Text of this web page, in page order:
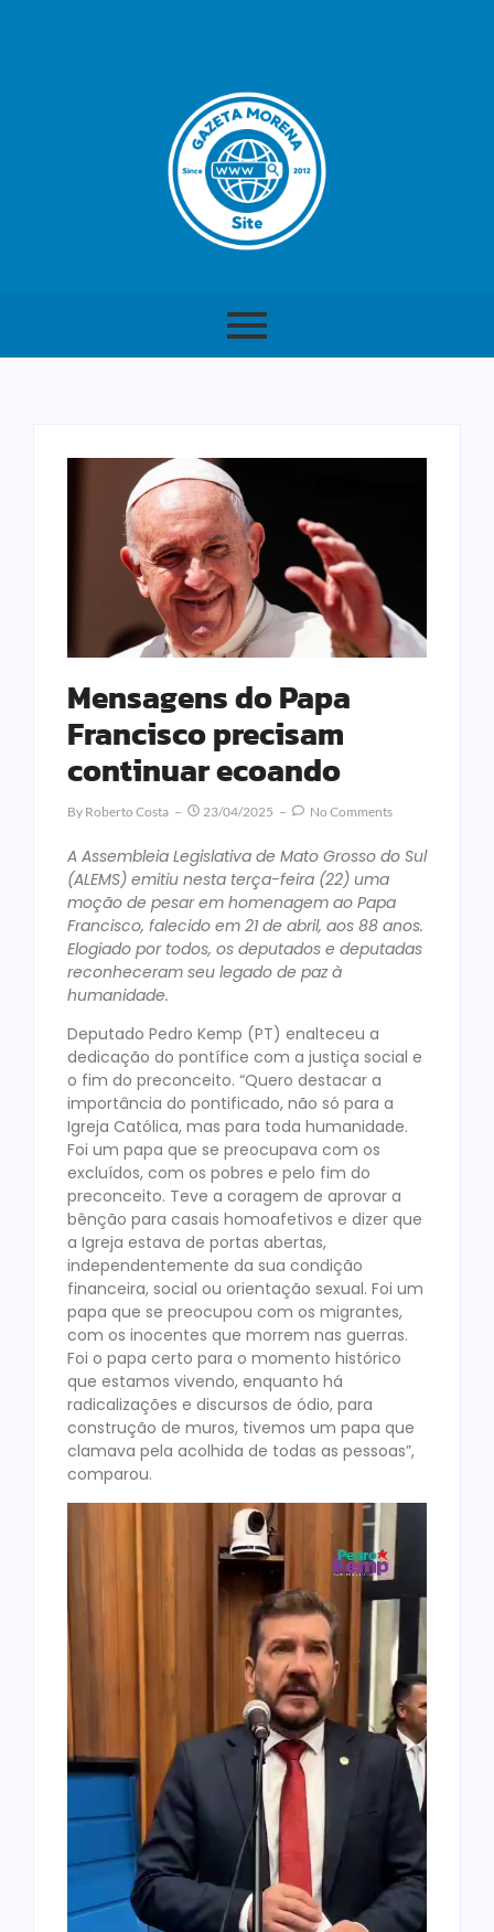
Mensagens do Papa
Francisco precisam
continuar ecoando
By Roberto Costa 23/04/2025 No Comments
A Assembleia Legislativa de Mato Grosso do Sul
(ALEMS) emitiu nesta terça-feira (22) uma
moção de pesar em homenagem ao Papa
Francisco, falecido em 21 de abril, aos 88 anos.
Elogiado por todos, os deputados e deputadas
reconheceram seu legado de paz à
humanidade.
Deputado Pedro Kemp (PT) enalteceu a
dedicação do pontífice com a justiça social e
o fim do preconceito. “Quero destacar a
importância do pontificado, não só para a
Igreja Católica, mas para toda humanidade.
Foi um papa que se preocupava com os
excluídos, com os pobres e pelo fim do
preconceito. Teve a coragem de aprovar a
bênção para casais homoafetivos e dizer que
a Igreja estava de portas abertas,
independentemente da sua condição
financeira, social ou orientação sexual. Foi um
papa que se preocupou com os migrantes,
com os inocentes que morrem nas guerras.
Foi o papa certo para o momento histórico
que estamos vivendo, enquanto há
radicalizações e discursos de ódio, para
construção de muros, tivemos um papa que
clamava pela acolhida de todas as pessoas”,
comparou.